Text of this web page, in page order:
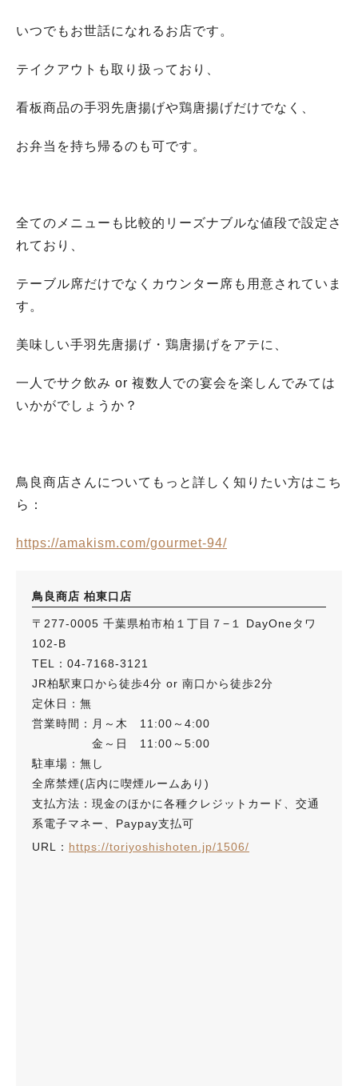
いつでもお世話になれるお店です。
テイクアウトも取り扱っており、
看板商品の手羽先唐揚げや鶏唐揚げだけでなく、
お弁当を持ち帰るのも可です。
全てのメニューも比較的リーズナブルな値段で設定さ
れており、
テーブル席だけでなくカウンター席も用意されていま
す。
美味しい手羽先唐揚げ・鶏唐揚げをアテに、
一人でサク飲み or 複数人での宴会を楽しんでみては
いかがでしょうか？
鳥良商店さんについてもっと詳しく知りたい方はこち
ら：
https://amakism.com/gourmet-94/
鳥良商店 柏東口店
〒277-0005 千葉県柏市柏１丁目７−１ DayOneタワ
102-B
TEL：04-7168-3121
JR柏駅東口から徒歩4分 or 南口から徒歩2分
定休日：無
営業時間：月～木 11:00～4:00
金～日 11:00～5:00
駐車場：無し
全席禁煙(店内に喫煙ルームあり)
支払方法：現金のほかに各種クレジットカード、交通
系電子マネー、Paypay支払可
URL： https://toriyoshishoten.jp/1506/